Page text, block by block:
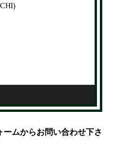
ームからお問い合わせ下さ